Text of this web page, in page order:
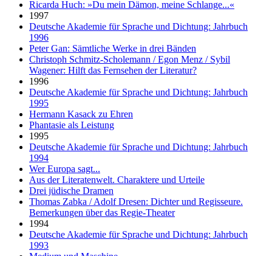
Ricarda Huch: »Du mein Dämon, meine Schlange...«
1997
Deutsche Akademie für Sprache und Dichtung: Jahrbuch
1996
Peter Gan: Sämtliche Werke in drei Bänden
Christoph Schmitz-Scholemann / Egon Menz / Sybil
Wagener: Hilft das Fernsehen der Literatur?
1996
Deutsche Akademie für Sprache und Dichtung: Jahrbuch
1995
Hermann Kasack zu Ehren
Phantasie als Leistung
1995
Deutsche Akademie für Sprache und Dichtung: Jahrbuch
1994
Wer Europa sagt...
Aus der Literatenwelt. Charaktere und Urteile
Drei jüdische Dramen
Thomas Zabka / Adolf Dresen: Dichter und Regisseure.
Bemerkungen über das Regie-Theater
1994
Deutsche Akademie für Sprache und Dichtung: Jahrbuch
1993